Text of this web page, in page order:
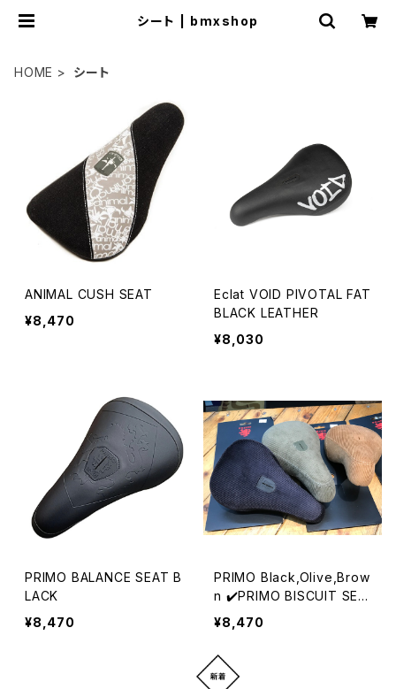
シート | bmxshop
HOME シート
ANIMAL CUSH SEAT
¥8,470
Eclat VOID PIVOTAL FAT
BLACK LEATHER
¥8,030
PRIMO BALANCE SEAT B
LACK
¥8,470
PRIMO Black,Olive,Brow
n ✔️PRIMO BISCUIT SEA
T CORDUROY
¥8,470